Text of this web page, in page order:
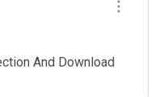
And Download